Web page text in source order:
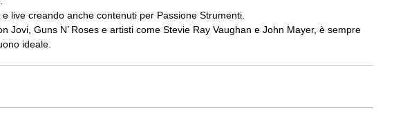
live creando anche contenuti per Passione Strumenti.
Jovi, Guns N’ Roses e artisti come Stevie Ray Vaughan e John Mayer, è sempre
ideale.